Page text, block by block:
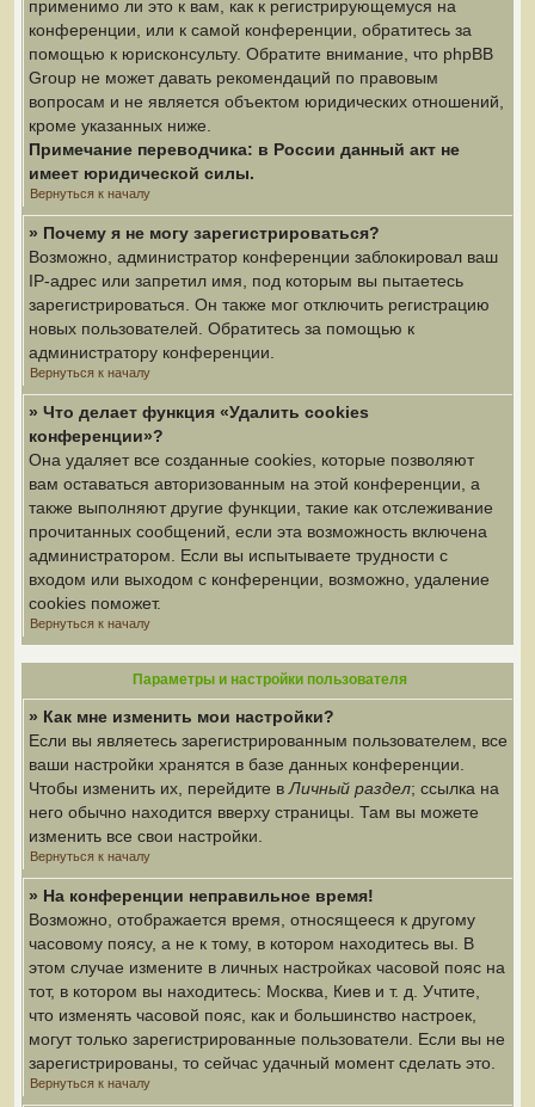
применимо ли это к вам, как к регистрирующемуся на
конференции, или к самой конференции, обратитесь за
помощью к юрисконсульту. Обратите внимание, что phpBB
Group не может давать рекомендаций по правовым
вопросам и не является объектом юридических отношений,
кроме указанных ниже.
Примечание переводчика: в России данный акт не
имеет юридической силы.
Вернуться к началу
» Почему я не могу зарегистрироваться?
Возможно, администратор конференции заблокировал ваш
IP-адрес или запретил имя, под которым вы пытаетесь
зарегистрироваться. Он также мог отключить регистрацию
новых пользователей. Обратитесь за помощью к
администратору конференции.
Вернуться к началу
» Что делает функция «Удалить cookies
конференции»?
Она удаляет все созданные cookies, которые позволяют
вам оставаться авторизованным на этой конференции, а
также выполняют другие функции, такие как отслеживание
прочитанных сообщений, если эта возможность включена
администратором. Если вы испытываете трудности с
входом или выходом с конференции, возможно, удаление
cookies поможет.
Вернуться к началу
Параметры и настройки пользователя
» Как мне изменить мои настройки?
Если вы являетесь зарегистрированным пользователем, все
ваши настройки хранятся в базе данных конференции.
Чтобы изменить их, перейдите в Личный раздел; ссылка на
него обычно находится вверху страницы. Там вы можете
изменить все свои настройки.
Вернуться к началу
» На конференции неправильное время!
Возможно, отображается время, относящееся к другому
часовому поясу, а не к тому, в котором находитесь вы. В
этом случае измените в личных настройках часовой пояс на
тот, в котором вы находитесь: Москва, Киев и т. д. Учтите,
что изменять часовой пояс, как и большинство настроек,
могут только зарегистрированные пользователи. Если вы не
зарегистрированы, то сейчас удачный момент сделать это.
Вернуться к началу